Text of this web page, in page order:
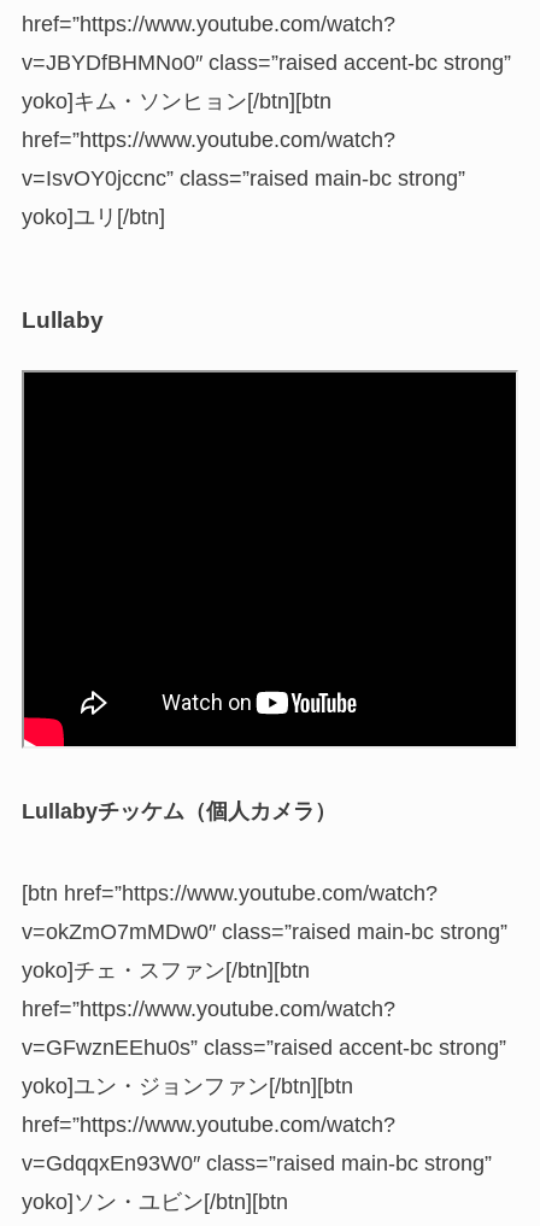
href=”https://www.youtube.com/watch?
v=JBYDfBHMNo0″ class=”raised accent-bc strong”
yoko]キム・ソンヒョン[/btn][btn
href=”https://www.youtube.com/watch?
v=IsvOY0jccnc” class=”raised main-bc strong”
yoko]ユリ[/btn]
Lullaby
Lullabyチッケム（個人カメラ）
[btn href=”https://www.youtube.com/watch?
v=okZmO7mMDw0″ class=”raised main-bc strong”
yoko]チェ・スファン[/btn][btn
href=”https://www.youtube.com/watch?
v=GFwznEEhu0s” class=”raised accent-bc strong”
yoko]ユン・ジョンファン[/btn][btn
href=”https://www.youtube.com/watch?
v=GdqqxEn93W0″ class=”raised main-bc strong”
yoko]ソン・ユビン[/btn][btn